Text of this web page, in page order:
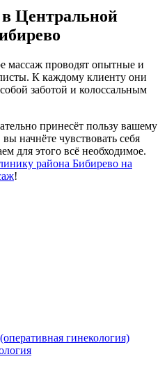
Центральной
массаж проводят опытные и
К каждому клиенту они
заботой и колоссальным
принесёт пользу вашему
начнёте чувствовать себя
для этого всё необходимое.
района Бибирево на
!
гинекология)